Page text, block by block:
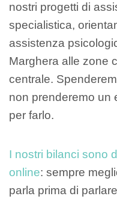
nostri progetti di
specialistica,
assistenza
Marghera alle zone
centrale.
non prenderemo un
per farlo.
I nostri bilanci sono
online: sempre
parla prima di